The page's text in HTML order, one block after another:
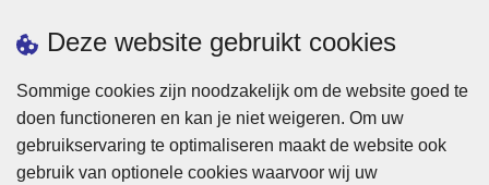
Deze website gebruikt cookies
Sommige cookies zijn noodzakelijk om de website goed te
doen functioneren en kan je niet weigeren. Om uw
gebruikservaring te optimaliseren maakt de website ook
gebruik van optionele cookies waarvoor wij uw
Pers